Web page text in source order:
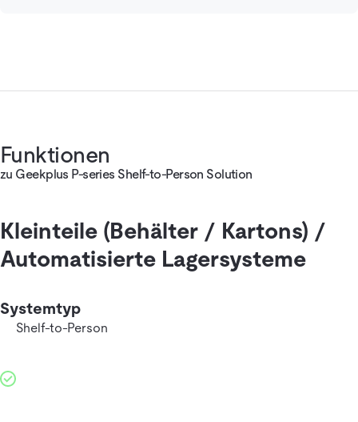
Funktionen
zu Geekplus P-series Shelf-to-Person Solution
Kleinteile (Behälter / Kartons) /
Automatisierte Lagersysteme
Systemtyp
Shelf-to-Person